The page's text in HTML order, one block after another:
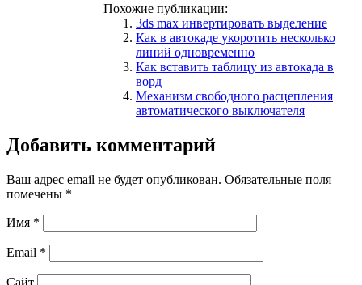
Похожие публикации:
3ds max инвертировать выделение
Как в автокаде укоротить несколько
линий одновременно
Как вставить таблицу из автокада в
ворд
Механизм свободного расцепления
автоматического выключателя
Добавить комментарий
Ваш адрес email не будет опубликован. Обязательные поля
помечены *
Имя *
Email *
Сайт